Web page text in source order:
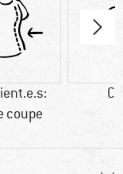
coupe